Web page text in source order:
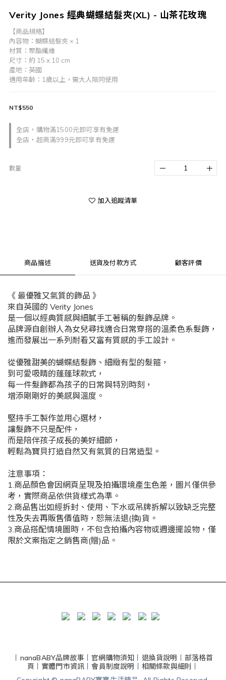
Verity Jones 經典蝴蝶結髮夾(XL) - 山茶花玫瑰
【商品規格】
內容物：蝴蝶結髮夾 × 1
材質：聚酯纖維
尺寸：約 15 x 10 cm
產地：英國
適用年齡：1歲以上，需大人陪同使用
全店，購物滿1500元即可享有免運
全店，超商滿999元即可享有免運
NT$550
數量
加入追蹤清單
商品描述 送貨及付款方式 顧客評價
《 最優雅又氣質的飾品 》
來自英國的 Verity Jones
是一個以經典質感與細膩手工著稱的髮飾品牌。
品牌源自創辦人為女兒尋找適合日常穿搭的溫柔色系髮飾，
進而發展出一系列耐看又富有質感的手工設計。
從優雅甜美的蝴蝶結髮飾、細緻有型的髮箍，
到可愛吸睛的蓬蓬球款式，
每一件髮飾都為孩子的日常與特別時刻，
增添剛剛好的美感與溫度。
堅持手工製作並用心選材，
讓髮飾不只是配件，
而是陪伴孩子成長的美好細節，
輕鬆為寶貝打造自然又有氣質的日常造型。
注意事項：
1.商品顏色會因網頁呈現及拍攝環境產生色差，圖片僅供參
考，實際商品依供貨樣式為準。
2.商品售出如經拆封、使用、下水或吊牌拆解以致缺乏完整
性及失去再販售價值時，恕無法退(換)貨。
3.商品搭配情境圖時，不包含拍攝內容物或週邊擺設物，僅
限於文案指定之銷售商(贈)品。
nanaBABY品牌故事 官網購物須知 退換貨說明
部落格首
頁
實體門市資訊 丨會員制度說明 相關條款與細則